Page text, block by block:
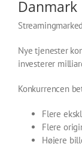
Danmark
Nye tjenester
investerer
Konkurrencen
Flere
Flere
Højere